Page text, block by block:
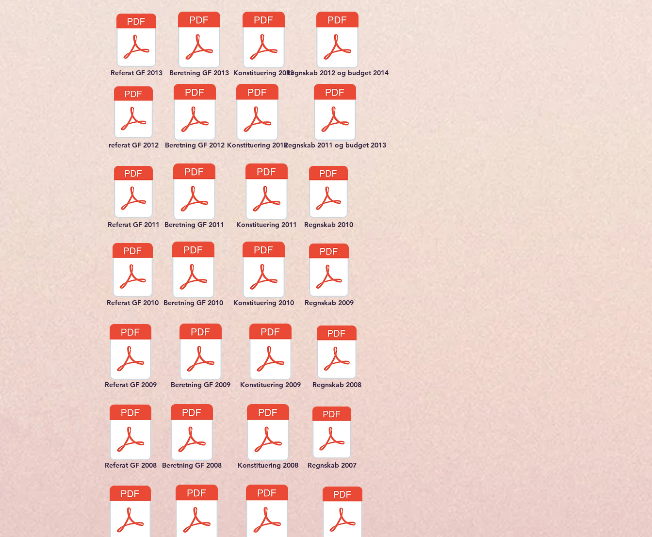
Referat GF 2013
referat GF 2012
Referat GF 2011
Referat GF 2010
Referat GF 2009
Referat GF 2008
Beretning GF 2013
Beretning GF 2012
Beretning GF 2011
Beretning GF 2010
Beretning GF 2009
Beretning GF 2008
Konstituering 2013
Konstituering 2012
Regnskab 2012 og budget 2014
Regnskab 2011 og budget 2013
Konstituering 2011
Konstituering 2010
Regnskab 2010
Regnskab 2009
Konstituering 2009
Konstituering 2008
Regnskab 2008
Regnskab 2007